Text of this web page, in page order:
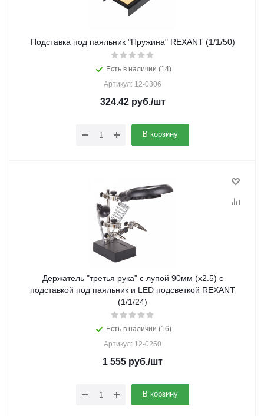
Подставка под паяльник "Пружина" REXANT (1/1/50)
Есть в наличии (14)
Артикул: 12-0306
324.42руб./шт
В корзину
Держатель "третья рука" с лупой 90мм (х2.5) с
подставкой под паяльник и LED подсветкой REXANT
(1/1/24)
Есть в наличии (16)
Артикул: 12-0250
1 555 руб./шт
В корзину